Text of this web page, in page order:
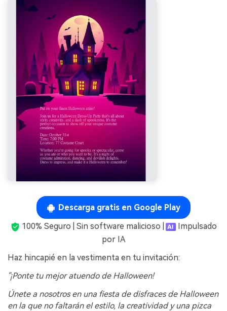
Descarga gratis en Google Play
100% Seguro | Sin software malicioso |
Impulsado
por IA
Haz hincapié en la vestimenta en tu invitación:
"¡Ponte tu mejor atuendo de Halloween!
Únete a nosotros en una fiesta de disfraces de Halloween
en la que no faltarán el estilo, la creatividad y una pizca